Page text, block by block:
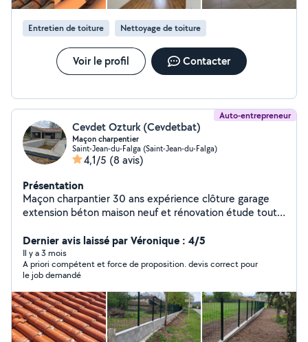
Entretien de toiture Nettoyage de toiture
Voir le profil Contacter
Auto-entrepreneur
Cevdet Ozturk (Cevdetbat)
Maçon charpentier
Saint-Jean-du-Falga (Saint-Jean-du-Falga)
4,1/5 (8 avis)
Présentation
Maçon charpantier 30 ans expérience clôture garage
extension béton maison neuf et rénovation étude tout
Dernier avis laissé par Véronique : 4/5
Il y a 3 mois
A priori compétent et force de proposition. devis correct pour
le job demandé